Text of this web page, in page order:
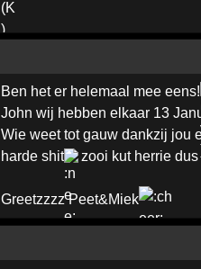
Ben het er helemaal mee eens!
John wij hebben elkaar 13
Wie weet tot gauw dankzij jou
harde shit
zooi kut herrie dus
Greetzzzz Peet&Miek